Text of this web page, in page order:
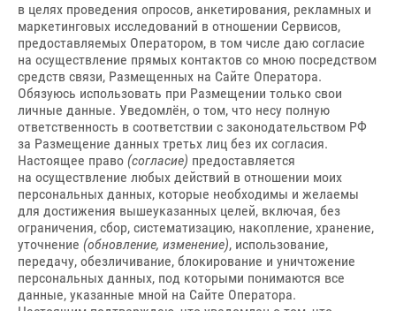
в целях проведения опросов, анкетирования, рекламных и
маркетинговых исследований в отношении Сервисов,
предоставляемых Оператором, в том числе даю согласие
на осуществление прямых контактов со мною посредством
средств связи, Размещенных на Сайте Оператора.
Обязуюсь использовать при Размещении только свои
личные данные. Уведомлён, о том, что несу полную
ответственность в соответствии с законодательством РФ
за Размещение данных третьх лиц без их согласия.
Настоящее право (согласие) предоставляется
на осуществление любых действий в отношении моих
персональных данных, которые необходимы и желаемы
для достижения вышеуказанных целей, включая, без
ограничения, сбор, систематизацию, накопление, хранение,
уточнение (обновление, изменение), использование,
передачу, обезличивание, блокирование и уничтожение
персональных данных, под которыми понимаются все
данные, указанные мной на Сайте Оператора.